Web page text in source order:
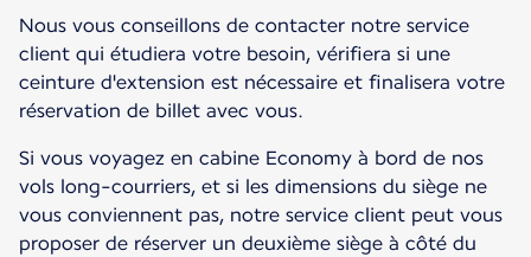
Nous vous conseillons de contacter notre service
client qui étudiera votre besoin, vérifiera si une
ceinture d'extension est nécessaire et finalisera votre
réservation de billet avec vous.
Si vous voyagez en cabine Economy à bord de nos
vols long-courriers, et si les dimensions du siège ne
vous conviennent pas, notre service client peut vous
proposer de réserver un deuxième siège à côté du